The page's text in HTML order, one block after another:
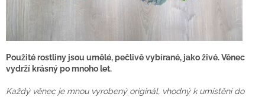
Použité rostliny jsou umělé, pečlivě vybírané, jako živé. Věnec
vydrží krásný po mnoho let.
Každý věnec je mnou vyrobený originál, vhodný k umístění do